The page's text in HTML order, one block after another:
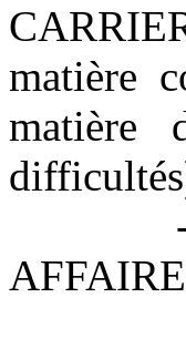
matière
matière